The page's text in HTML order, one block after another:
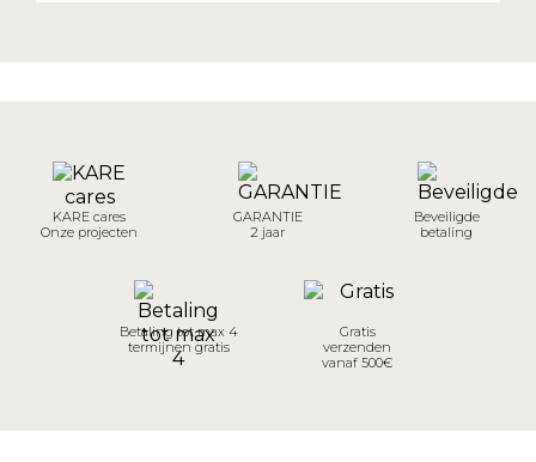
KARE cares
Onze projecten
GARANTIE
2 jaar
Beveiligde
betaling
Betaling tot max 4
termijnen gratis
Gratis
verzenden
vanaf 500€